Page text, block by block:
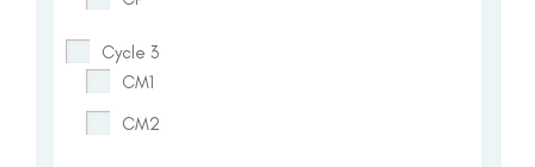
Cycle 3
CM1
CM2